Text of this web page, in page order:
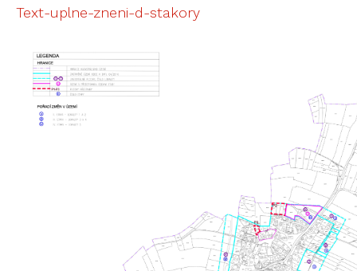
Text-uplne-zneni-d-stakory